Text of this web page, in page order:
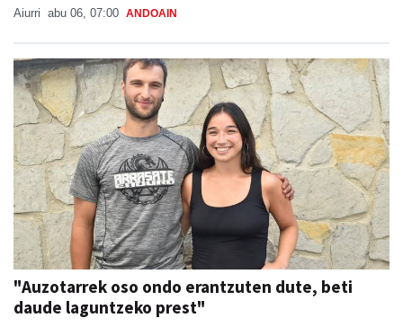
Aiurri abu 06, 07:00 ANDOAIN
"Auzotarrek oso ondo erantzuten dute, beti
daude laguntzeko prest"